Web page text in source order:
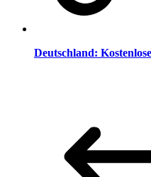
Deutschland: